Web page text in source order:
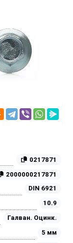
0217871
2000000217871
DIN 6921
10.9
Галван. Оцинк.
5 мм